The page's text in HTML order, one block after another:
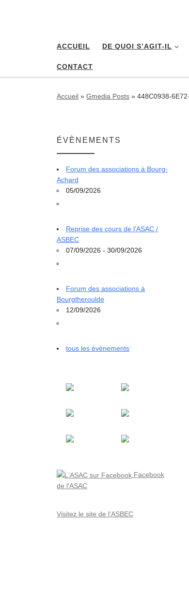
ACCUEIL DE QUOI S’AGIT-IL
CONTACT
Accueil » Gmedia Posts » 448C0938-
ÉVÈNEMENTS
Forum des associations à Bourg-
Achard
05/09/2026
Reprise des cours de l'ASAC /
ASBEC
07/09/2026 - 30/09/2026
Forum des associations à
Bourgtheroulde
12/09/2026
tous les évènements
Facebook
de l'ASAC
Visitez le site de l'ASBEC